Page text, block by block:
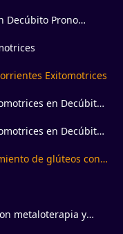
Decúbito Prono
Exitomotrices
en Decúbito
en Decúbito
de glúteos con
metaloterapia y